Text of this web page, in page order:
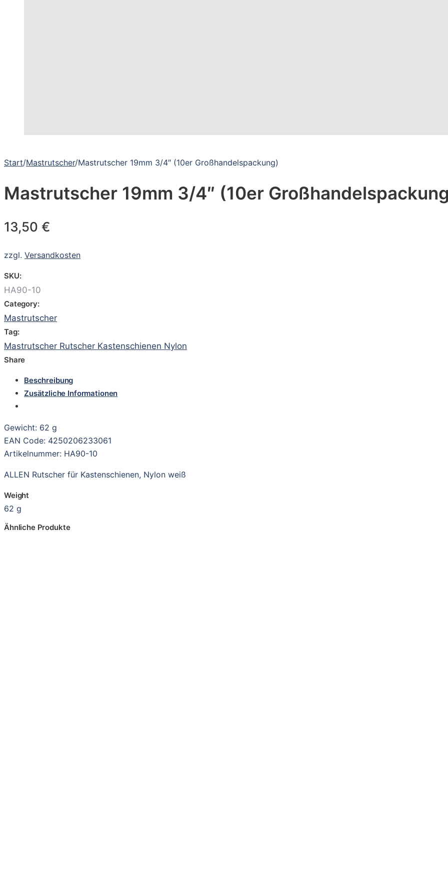
Start/Mastrutscher/Mastrutscher 19mm 3/4″ (10er Großhandelspackung)
Mastrutscher 19mm 3/4″ (10er
13,50 €
zzgl. Versandkosten
SKU:
HA90-10
Category:
Mastrutscher
Tag:
Mastrutscher Rutscher Kastenschienen Nylon
Share
Beschreibung
Zusätzliche Informationen
Gewicht: 62 g
EAN Code: 4250206233061
Artikelnummer: HA90-10
ALLEN Rutscher für Kastenschienen, Nylon weiß
Weight
62 g
Ähnliche Produkte